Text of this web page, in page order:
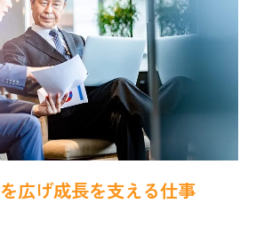
広げ成長を支える仕事